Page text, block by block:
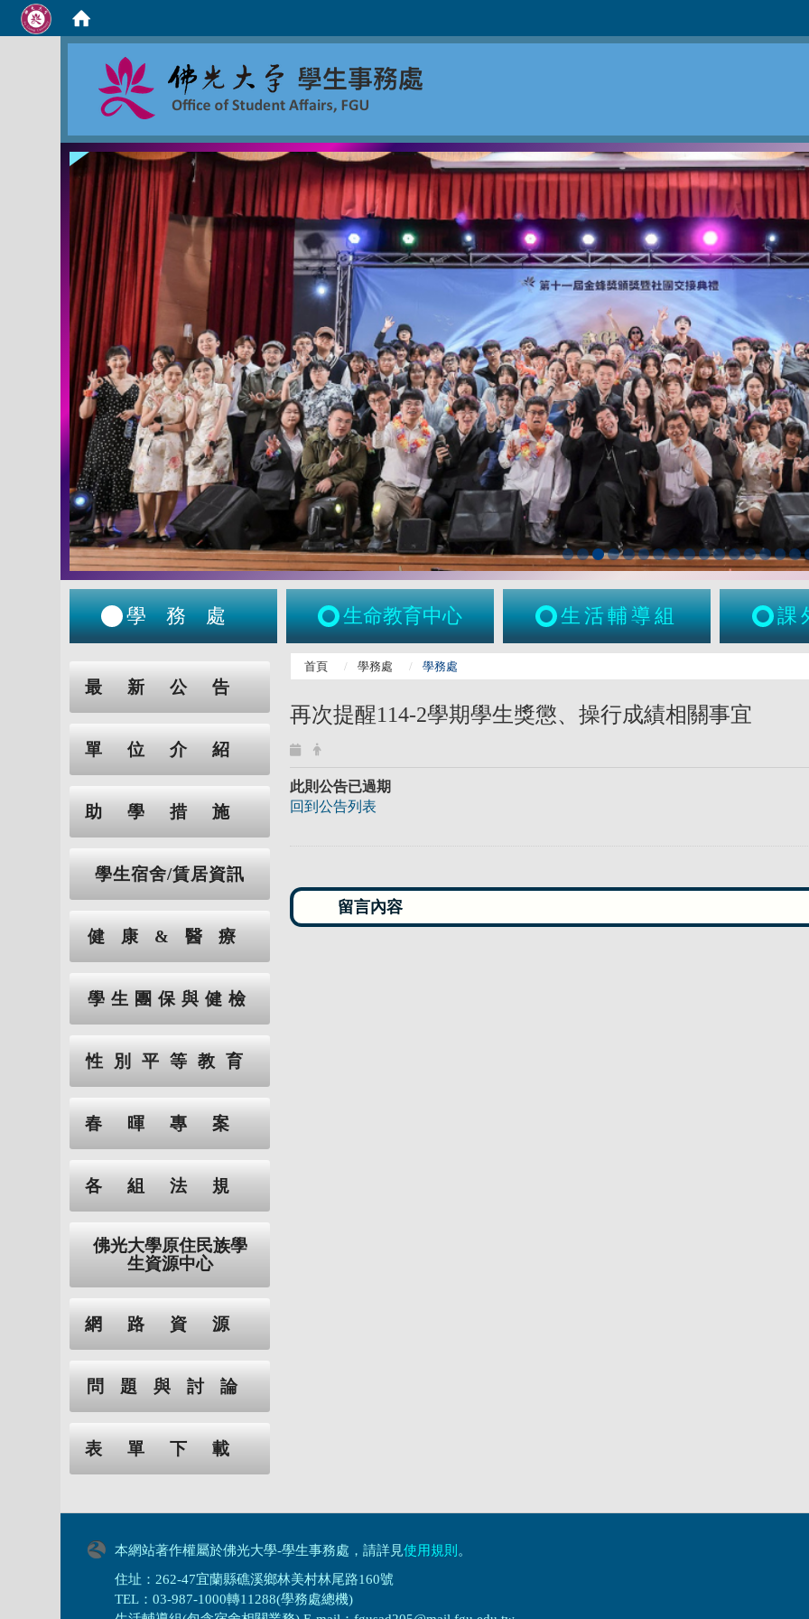
學務處 生命教育中心 生活輔導組 課
最新公告
單位介紹
助學措施
學生宿舍/賃居資訊
健康&醫療
學生團保與健檢
性別平等教育
春暉專案
各組法規
佛光大學原住民族學
生資源中心
網路資源
問題與討論
表單下載
首頁 學務處 學務處
再次提醒114-2學期學生獎懲、操行成績相關事宜
此則公告已過期
回到公告列表
本網站著作權屬於佛光大學-學生事務處，請詳見使用規則 。
住址：262-47宜蘭縣礁溪鄉林美村林尾路160號
TEL：03-987-1000轉11288(學務處總機)